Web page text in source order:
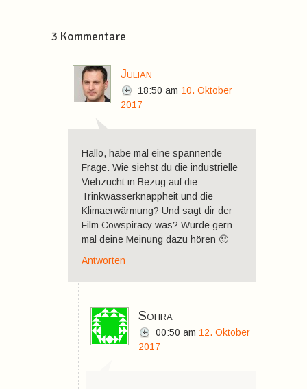
3 Kommentare
Julian
18:50 am 10. Oktober
2017
Hallo, habe mal eine spannende
Frage. Wie siehst du die industrielle
Viehzucht in Bezug auf die
Trinkwasserknappheit und die
Klimaerwärmung? Und sagt dir der
Film Cowspiracy was? Würde gern
mal deine Meinung dazu hören 🙂
Antworten
Sohra
00:50 am 12. Oktober
2017